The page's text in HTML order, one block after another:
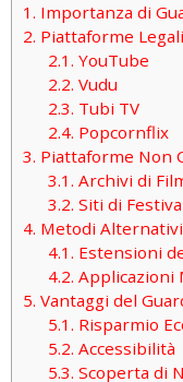
1. Importanza di
2. Piattaforme
2.1. YouTube
2.2. Vudu
2.3. Tubi TV
2.4. Popcornflix
3. Piattaforme Non
3.1. Archivi di
3.2. Siti di
4. Metodi Alternativi
4.1. Estensioni
4.2. Applicazioni
5. Vantaggi del
5.1. Risparmio
5.2. Accessibilità
5.3. Scoperta di